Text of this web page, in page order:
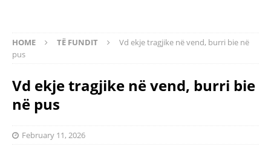
HOME TË FUNDIT
Vd ekje tragjike në vend, burri bie në
pus
Vd ekje tragjike në vend, burri bie
në pus
February 11, 2026